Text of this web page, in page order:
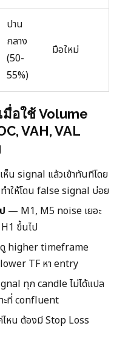
ปาน
กลาง
(50-
55%)
มือใหม่
อใช้ Volume
VAH, VAL
น signal แล้วเข้าทันทีโดย
ให้โดน false signal บ่อย
— M1, M5 noise เยอะ
ขึ้นไป
higher timeframe
TF หา entry
ทุก candle ไม่ได้แปล
ะที่ confluent
ไหน ต้องมี Stop Loss